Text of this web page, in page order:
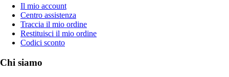
Il mio account
Centro assistenza
Traccia il mio ordine
Restituisci il mio ordine
Codici sconto
Chi siamo